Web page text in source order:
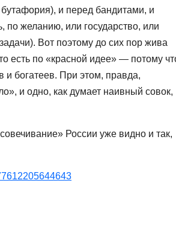
и перед бандитами, и
по желанию, или государство, или
Вот поэтому до сих пор жива
есть по «красной идее» — потому
и богатеев. При этом, правда,
и одно, как думает наивный совок,
России уже видно и так,